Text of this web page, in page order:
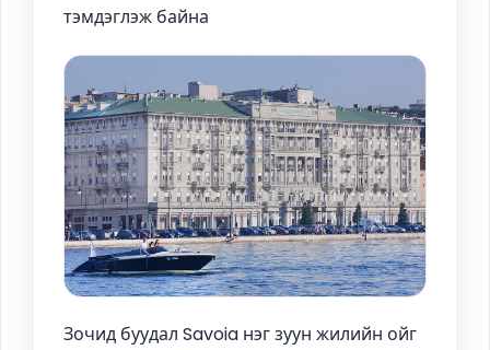
тэмдэглэж байна
Зочид буудал Savoia нэг зуун жилийн ойг